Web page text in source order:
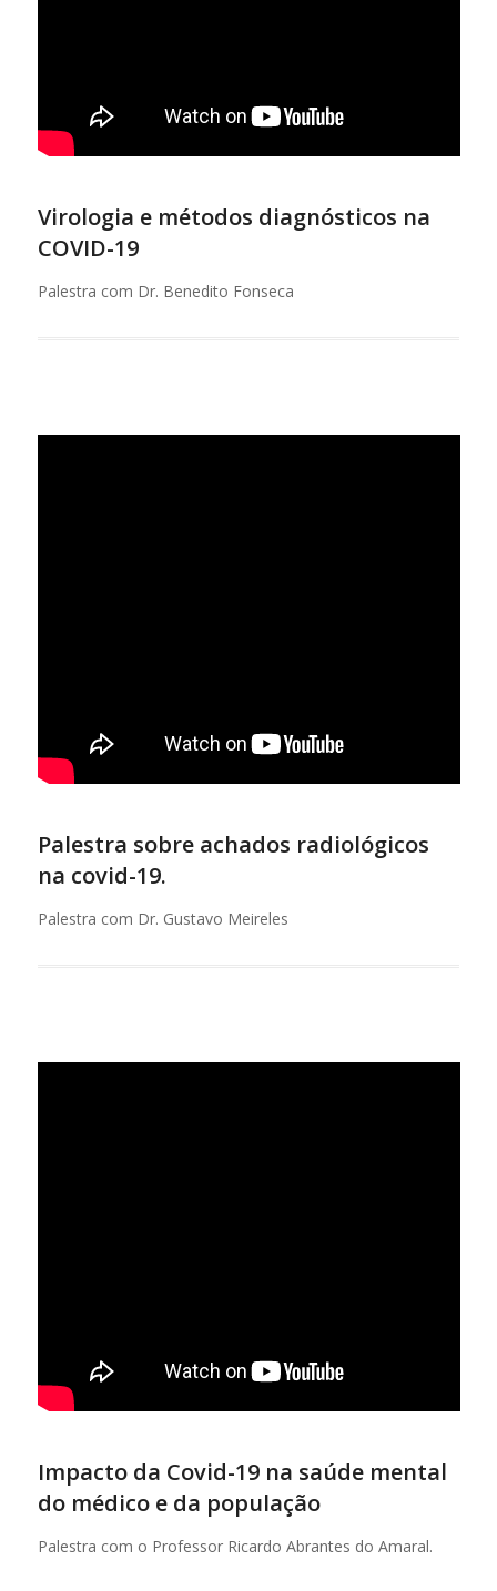
Virologia e métodos diagnósticos na
COVID-19
Palestra com Dr. Benedito Fonseca
Palestra sobre achados radiológicos
na covid-19.
Palestra com Dr. Gustavo Meireles
Impacto da Covid-19 na saúde mental
do médico e da população
Palestra com o Professor Ricardo Abrantes do Amaral.